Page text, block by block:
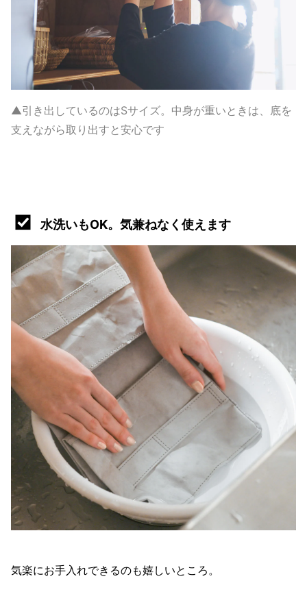
▲引き出しているのはSサイズ。中身が重いときは、底を
支えながら取り出すと安心です
水洗いもOK。気兼ねなく使えます
気楽にお手入れできるのも嬉しいところ。